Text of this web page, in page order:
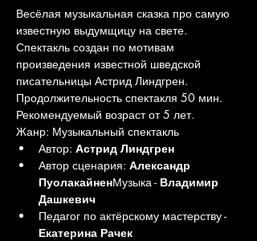
Весёлая музыкальная сказка про самую
известную выдумщицу на свете.
Спектакль создан по мотивам
произведения известной шведской
писательницы Астрид Линдгрен.
Продолжительность спектакля 50 мин.
Рекомендуемый возраст от 5 лет.
Жанр: Музыкальный спектакль
Автор: Астрид Линдгрен
Автор сценария: Александр
ПуолакайненМузыка - Владимир
Дашкевич
Педагог по актёрскому мастерству -
Екатерина Рачек